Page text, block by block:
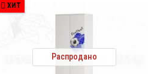
ХИТ
Распродано